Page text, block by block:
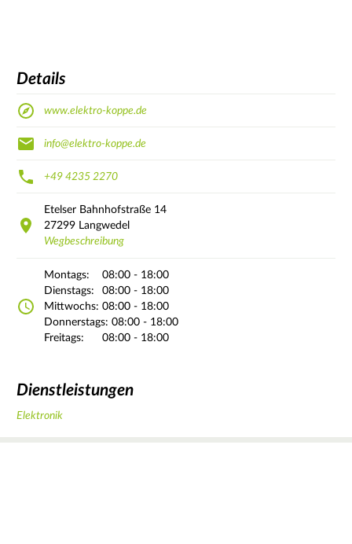
Details
www.elektro-koppe.de
info@elektro-koppe.de
+49 4235 2270
Etelser Bahnhofstraße 14
27299 Langwedel
Wegbeschreibung
Montags:
08:00 - 18:00
Dienstags:
08:00 - 18:00
Mittwochs: 08:00 - 18:00
Donnerstags: 08:00 - 18:00
Freitags:
08:00 - 18:00
Dienstleistungen
Elektronik